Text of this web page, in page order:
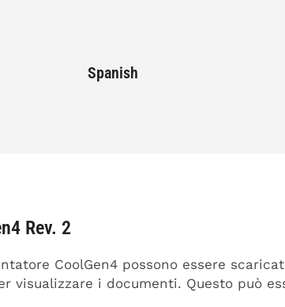
Spanish
Rev. 2
CoolGen4 possono essere
visualizzare i documenti. Questo può